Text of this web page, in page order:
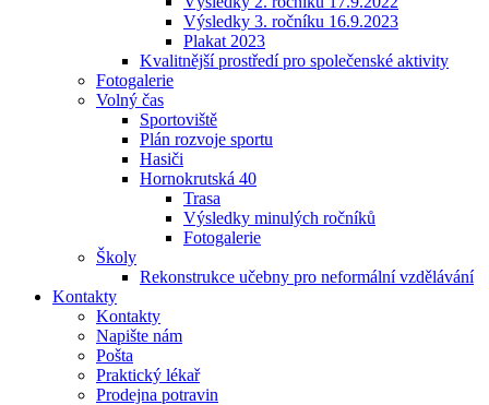
Výsledky 3. ročníku 16.9.2023
Plakat 2023
Kvalitnější prostředí pro společenské aktivity
Fotogalerie
Volný čas
Sportoviště
Plán rozvoje sportu
Hasiči
Hornokrutská 40
Trasa
Výsledky minulých ročníků
Fotogalerie
Školy
Rekonstrukce učebny pro neformální vzdělávání
Kontakty
Kontakty
Napište nám
Pošta
Praktický lékař
Prodejna potravin